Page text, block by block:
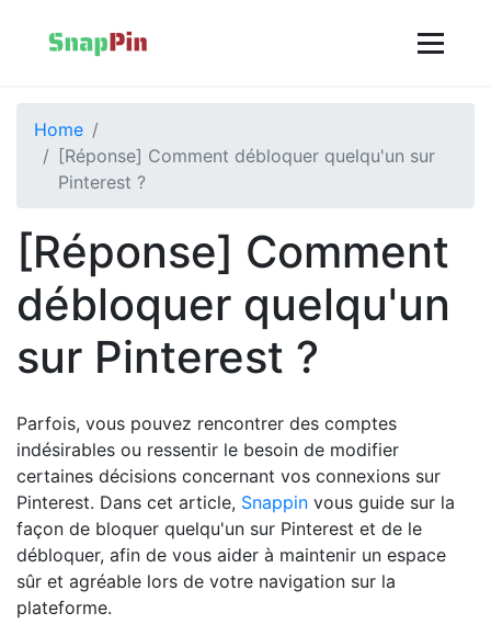
Home
[Réponse] Comment débloquer quelqu'un sur
Pinterest ?
[Réponse] Comment
débloquer quelqu'un
sur Pinterest ?
Parfois, vous pouvez rencontrer des comptes
indésirables ou ressentir le besoin de modifier
certaines décisions concernant vos connexions sur
Pinterest. Dans cet article, Snappin vous guide sur la
façon de bloquer quelqu'un sur Pinterest et de le
débloquer, afin de vous aider à maintenir un espace
sûr et agréable lors de votre navigation sur la
plateforme.